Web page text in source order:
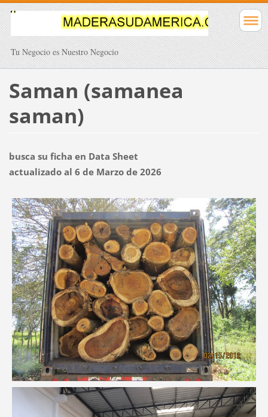
Tu Negocio es Nuestro Negocio
Saman (samanea
saman)
busca su ficha en Data Sheet
actualizado al 6 de Marzo de 2026